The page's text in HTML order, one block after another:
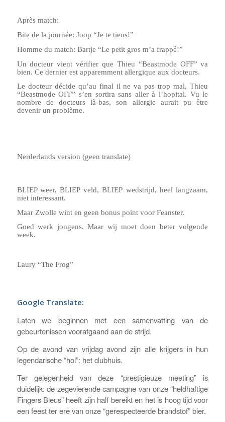
Après match:
Bite de la journée: Joop “Je te tiens!”
Homme du match: Bartje “Le petit gros m’a frappé!”
Un docteur vient vérifier que Thieu “Beastmode OFF” va
bien. Ce dernier est apparemment allergique aux docteurs.
Le docteur décide qu’au final il ne va pas trop mal, Thieu
“Beastmode OFF” s’en sortira sans aller à l’hopital. Vu le
nombre de docteurs là-bas, son allergie aurait pu être
devenir un problème.
Nerderlands version (geen translate)
BLIEP weer, BLIEP veld, BLIEP wedstrijd, heel langzaam,
niet interessant.
Maar Zwolle wint en geen bonus point voor Feanster.
Goed werk jongens. Maar wij moet doen beter volgende
week.
Laury “The Frog”
Google Translate:
Laten we beginnen met een samenvatting van de
gebeurtenissen voorafgaand aan de strijd.
Op de avond van vrijdag avond zijn alle krijgers in hun
legendarische “hol”: het clubhuis.
Ter gelegenheid van deze “prestigieuze meeting” is
duidelijk: de zegevierende campagne van onze “heldhaftige
Fingers Bleus” heeft zijn half bereikt en het is hoog tijd voor
een feest ter ere van onze “gerespecteerde brandstof” bier.